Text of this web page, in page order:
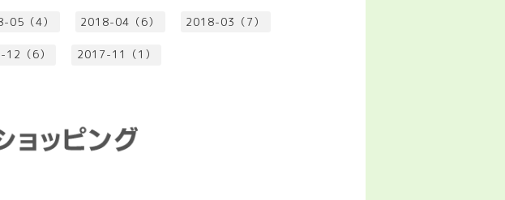
05（4） 2018-04（6） 2018-03（7）
（6） 2017-11（1）